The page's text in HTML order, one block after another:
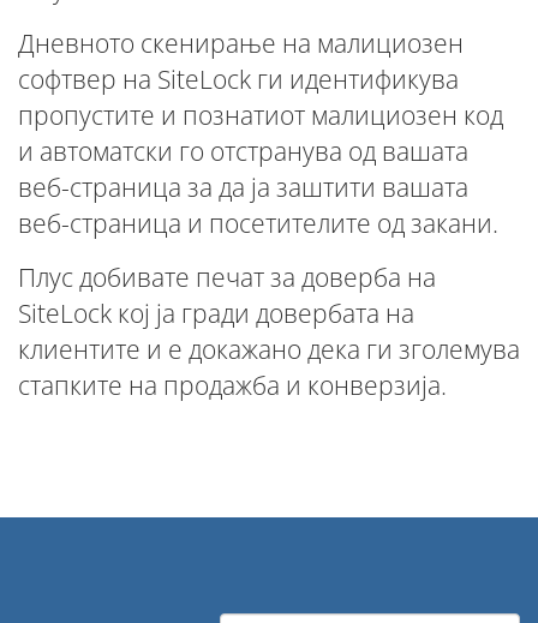
Дневното скенирање на малициозен
софтвер на SiteLock ги идентификува
пропустите и познатиот малициозен код
и автоматски го отстранува од вашата
веб-страница за да ја заштити вашата
веб-страница и посетителите од закани.
Плус добивате печат за доверба на
SiteLock кој ја гради довербата на
клиентите и е докажано дека ги зголемува
стапките на продажба и конверзија.